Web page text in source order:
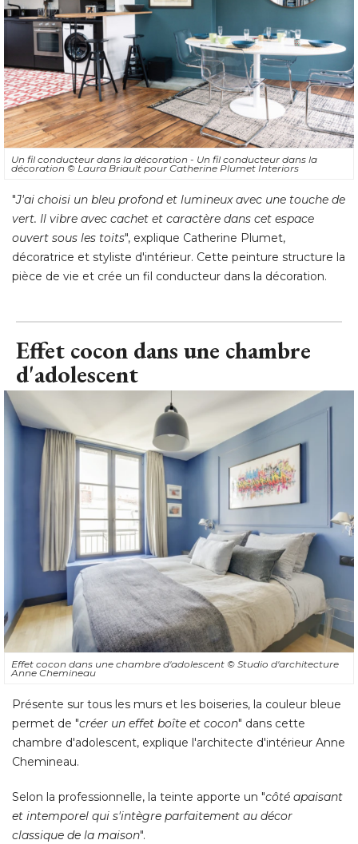
Un fil conducteur dans la décoration - Un fil conducteur dans la
décoration © Laura Briault pour Catherine Plumet Interiors
"J'ai choisi un bleu profond et lumineux avec une touche de
vert. Il vibre avec cachet et caractère dans cet espace
ouvert sous les toits", explique Catherine Plumet,
décoratrice et styliste d'intérieur. Cette peinture structure la
pièce de vie et crée un fil conducteur dans la décoration.
Effet cocon dans une chambre
d'adolescent
Effet cocon dans une chambre d'adolescent © Studio d'architecture
Anne Chemineau
Présente sur tous les murs et les boiseries, la couleur bleue
permet de "créer un effet boîte et cocon" dans cette
chambre d'adolescent, explique l'architecte d'intérieur Anne
Chemineau.
Selon la professionnelle, la teinte apporte un "côté apaisant
et intemporel qui s'intègre parfaitement au décor
classique de la maison".